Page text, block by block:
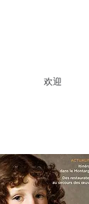
欢迎